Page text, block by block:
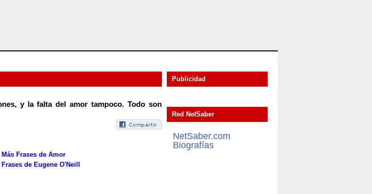
y la falta del amor tampoco. Todo son
Más Frases de Amor
Frases de Eugene O'Neill
Publicidad
Red NetSaber
NetSaber.com
Biografías